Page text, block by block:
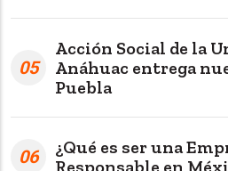
05
Acción Social de la
Anáhuac entrega
Puebla
06
¿Qué es ser una
Responsable en